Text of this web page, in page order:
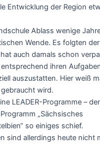
Entwicklung der Region
Ablass wenige
Wende. Es folgten der
auch damals schon
ihren
auszustatten. Hier weiß
wird.
LEADER-Programme –
„Sächsisches
so einiges schief.
sind allerdings heute nicht